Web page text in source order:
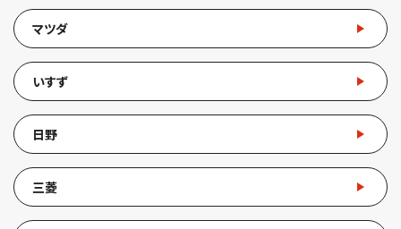
マツダ
いすず
日野
三菱